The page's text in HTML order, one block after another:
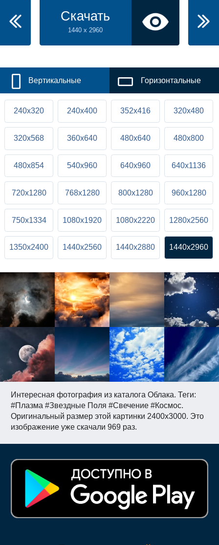
Интересная фотография из каталога Облака. Теги:
#Плазма #Звездные Поля #Свечение #Космос.
Оригинальный размер этой картинки 2400x3000. Это
изображение уже скачали 969 раз.
Скачать
1440 x 2960
Вертикальные Горизонтальные
240x320 240x400 352x416 320x480
320x568 360x640 480x640 480x800
480x854 540x960 640x960 640x1136
720x1280 768x1280 800x1280 960x1280
750x1334 1080x1920 1080x2220 1280x2560
1350x2400 1440x2560 1440x2880 1440x2960